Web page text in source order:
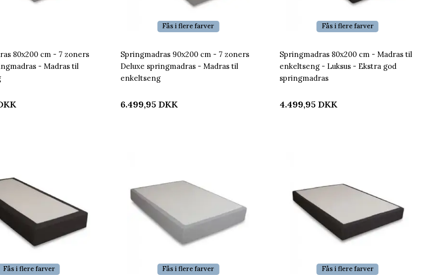
80x200 cm - 7 zoners
- Madras til
Fås i flere farver
Springmadras 90x200 cm - 7 zoners
Deluxe springmadras - Madras til
enkeltseng
6.499,95 DKK
Fås i flere farver
Springmadras 80x200 cm - Madras til
enkeltseng - Luksus - Ekstra god
springmadras
4.499,95 DKK
Fås i flere farver Fås i flere farver Fås i flere farver